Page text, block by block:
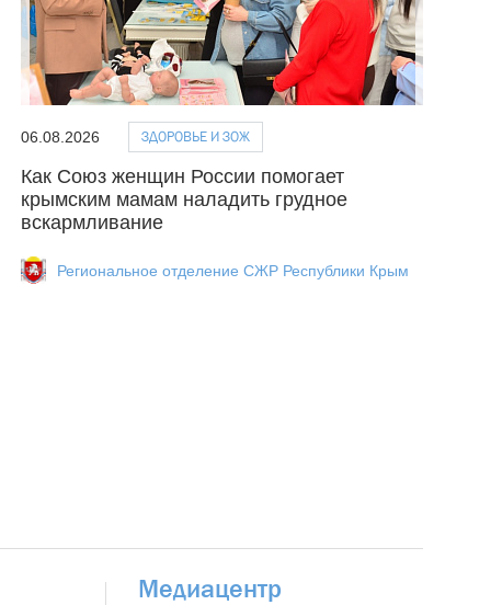
06.08.2026 ЗДОРОВЬЕ И ЗОЖ
Как Союз женщин России помогает
крымским мамам наладить грудное
вскармливание
Региональное отделение СЖР Республики Крым
Медиацентр